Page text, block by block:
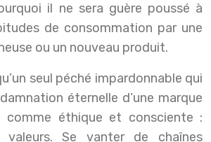
il ne sera guère poussé à
de consommation par une
ou un nouveau produit.
seul péché impardonnable qui
éternelle d’une marque
comme éthique et consciente :
Se vanter de chaînes